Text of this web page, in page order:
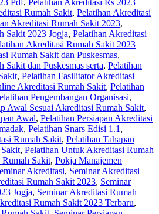
Rumah Sakit, Pelatihan Akreditasi
Akreditasi Rumah Sakit 2023,
Sakit 2023 Jogja, Pelatihan Akreditasi
Akreditasi Rumah Sakit 2023
Rumah Sakit dan Puskesmas,
dan Puskesmas serta, Pelatihan
, Pelatihan Fasilitator Akreditasi
Akreditasi Rumah Sakit, Pelatihan
Pengembangan Organisasi,
Awal Sesuai Akreditasi Rumah Sakit,
Awal, Pelatihan Persiapan Akreditasi
, Pelatihan Snars Edisi 1.1 ,
Rumah Sakit, Pelatihan Tahapan
, Pelatihan Untuk Akreditasi Rumah
Rumah Sakit, Pokja Manajemen
Akreditasi, Seminar Akreditasi
Rumah Sakit 2023, Seminar
Jogja, Seminar Akreditasi Rumah
Rumah Sakit 2023 Terbaru,